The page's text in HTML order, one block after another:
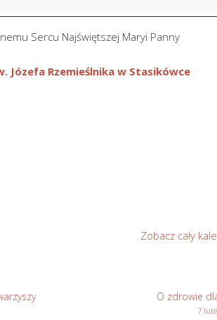
Sercu Najświętszej Maryi Panny
Józefa Rzemieślnika w Stasikówce
Zobacz cały
O zdrowie
7